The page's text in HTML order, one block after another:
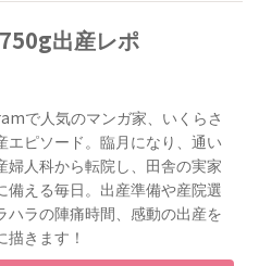
出産レポ
で人気のマンガ家、いくらさ
エピソード。臨月になり、通い
婦人科から転院し、田舎の実家
備える毎日。出産準備や産院選
ハラの陣痛時間、感動の出産を
描きます！